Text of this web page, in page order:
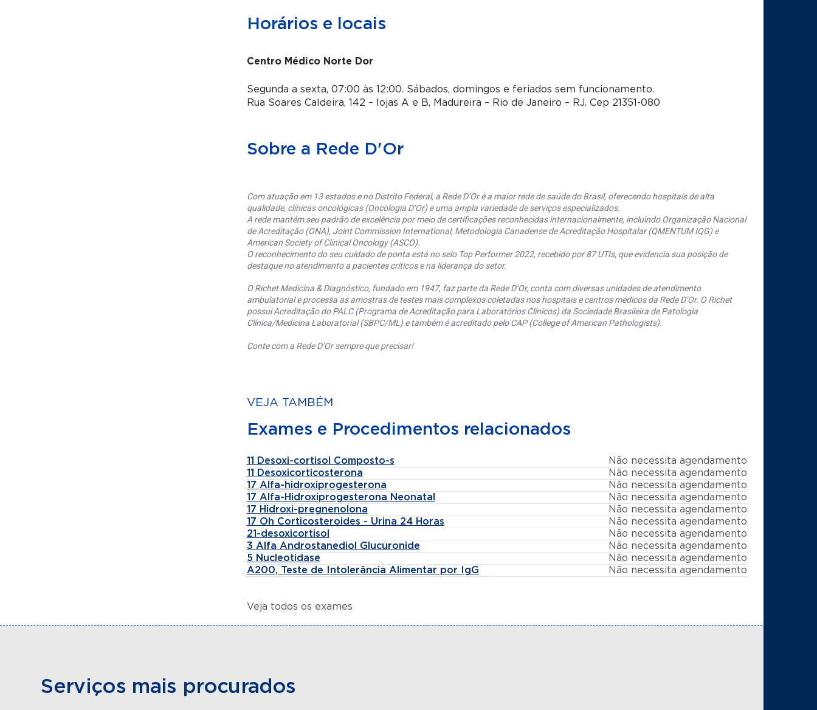
Horários e locais
Centro Médico Norte Dor
Segunda a sexta, 07:00 às 12:00. Sábados, domingos e feriados sem funcionamento.
Rua Soares Caldeira, 142 – lojas A e B, Madureira – Rio de Janeiro – RJ. Cep 21351-080
Sobre a Rede D'Or
Com atuação em 13 estados e no Distrito Federal, a Rede D’Or é a maior rede de saúde do Brasil, oferecendo hospitais de alta
qualidade, clínicas oncológicas (Oncologia D’Or) e uma ampla variedade de serviços especializados.
A rede mantém seu padrão de excelência por meio de certificações reconhecidas internacionalmente, incluindo Organização Nacional
de Acreditação (ONA), Joint Commission International, Metodologia Canadense de Acreditação Hospitalar (QMENTUM IQG) e
American Society of Clinical Oncology (ASCO).
O reconhecimento do seu cuidado de ponta está no selo Top Performer 2022, recebido por 87 UTIs, que evidencia sua posição de
destaque no atendimento a pacientes críticos e na liderança do setor.
O Richet Medicina & Diagnóstico, fundado em 1947, faz parte da Rede D’Or, conta com diversas unidades de atendimento
ambulatorial e processa as amostras de testes mais complexos coletadas nos hospitais e centros médicos da Rede D’Or. O Richet
possui Acreditação do PALC (Programa de Acreditação para Laboratórios Clínicos) da Sociedade Brasileira de Patologia
Clínica/Medicina Laboratorial (SBPC/ML) e também é acreditado pelo CAP (College of American Pathologists).
Conte com a Rede D’Or sempre que precisar!
VEJA TAMBÉM
Exames e Procedimentos relacionados
11 Desoxi-cortisol Composto-s
Não necessita agendamento
11 Desoxicorticosterona
Não necessita agendamento
17 Alfa-hidroxiprogesterona
Não necessita agendamento
17 Alfa-Hidroxiprogesterona Neonatal
Não necessita agendamento
17 Hidroxi-pregnenolona
Não necessita agendamento
17 Oh Corticosteroides - Urina 24 Horas
Não necessita agendamento
21-desoxicortisol
Não necessita agendamento
3 Alfa Androstanediol Glucuronide
Não necessita agendamento
5 Nucleotidase
Não necessita agendamento
A200, Teste de Intolerância Alimentar por IgG
Não necessita agendamento
Veja todos os exames
Serviços mais procurados